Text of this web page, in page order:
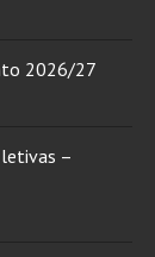
2026/27
–